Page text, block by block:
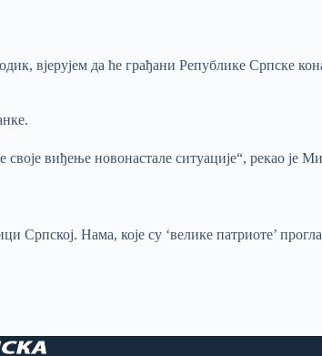
вјерујем да ће грађани Републике Српске
виђење новонастале ситуације“, рекао је
Српској. Нама, које су ‘велике патриоте’